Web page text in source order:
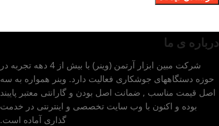
درباره ی ما
شرکت مبین ابزار آرتمن (وینر) با بیش از 4 دهه تجربه در
حوزه دستگاههای جوشکاری فعالیت دارد. وینر همواره به سه
اصل قیمت مناسب , ضمانت اصل بودن و گارانتی معتبر پایبند
بوده و اکنون با وب سایت تخصصی و اینترنتی در خدمت
گذاری آماده است.